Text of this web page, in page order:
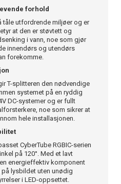
forhold
tåle utfordrende miljøer og er
at den er støvtett og
i vann, noe som gjør
innendørs og utendørs
forekomme.
T-splitteren den nødvendige
systemet på en ryddig
DC-systemer og er fullt
noe som sikrer at
hele installasjonen.
CyberTube RGBIC-serien
på 120°. Med et lavt
energieffektiv komponent
lysbildet uten unødig
i LED-oppsettet.